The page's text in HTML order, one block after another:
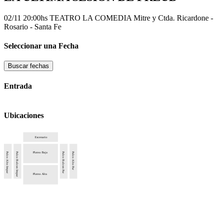
02/11 20:00hs TEATRO LA COMEDIA Mitre y Ctda. Ricardone -
Rosario - Santa Fe
Seleccionar una Fecha
Buscar fechas
Entrada
Ubicaciones
Escenario
Palco Alto Impar Palco Balcon Impar Platea Baja Palco Balcon Par Palco Alto Par
Platea Alta